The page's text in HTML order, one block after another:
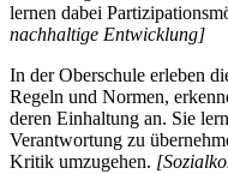
lernen dabei
nachhaltige Entwicklung]
In der Oberschule erleben
Regeln und Normen,
deren Einhaltung an. Sie
Verantwortung zu
Kritik umzugehen.